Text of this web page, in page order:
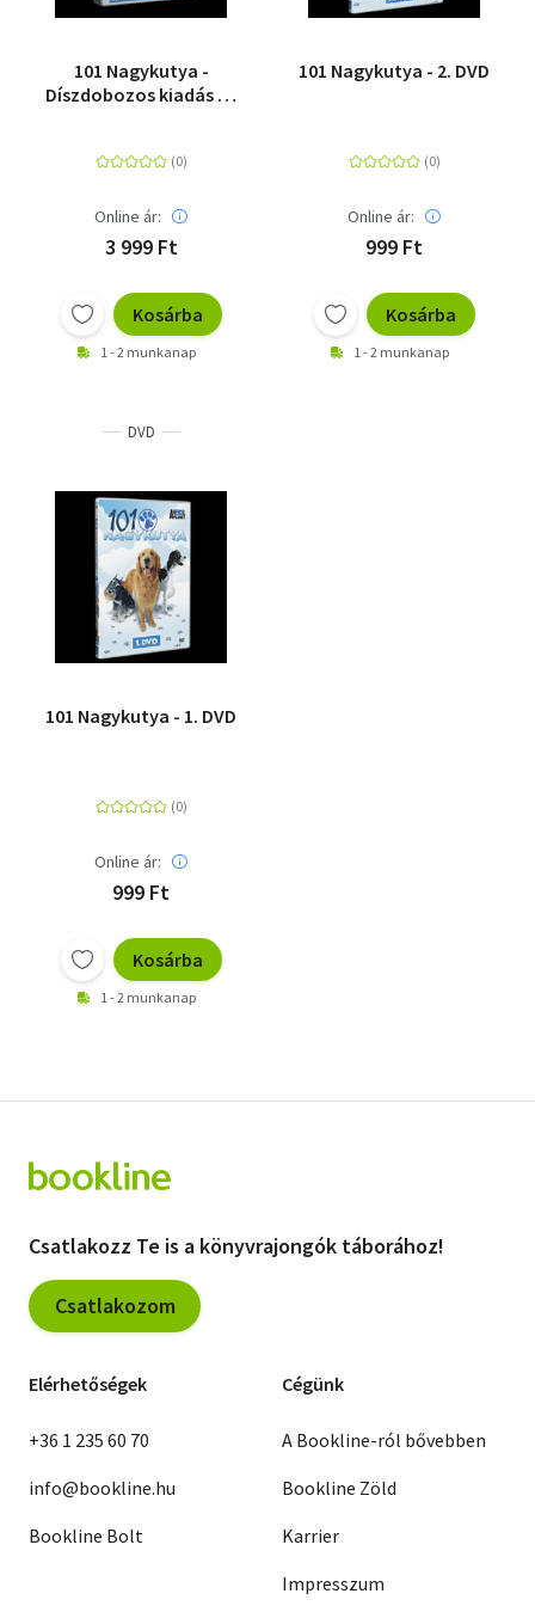
101 Nagykutya -
Díszdobozos kiadás - 4
Online ár:
3 999 Ft
Kosárba
1 - 2 munkanap
101 Nagykutya - 2. DVD
Online ár:
999 Ft
Kosárba
1 - 2 munkanap
DVD
101 Nagykutya - 1. DVD
Online ár:
999 Ft
Kosárba
1 - 2 munkanap
Csatlakozz Te is a könyvrajongók táborához!
Csatlakozom
Elérhetőségek
+36 1 235 60 70
info@bookline.hu
Bookline Bolt
Cégünk
A Bookline-ról bővebben
Bookline Zöld
Karrier
Impresszum